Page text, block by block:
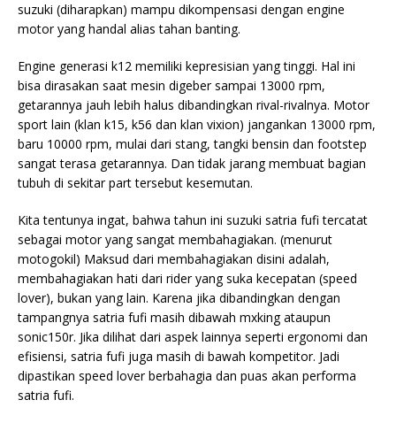
suzuki (diharapkan) mampu dikompensasi dengan engine
motor yang handal alias tahan banting.
Engine generasi k12 memiliki kepresisian yang tinggi. Hal ini
bisa dirasakan saat mesin digeber sampai 13000 rpm,
getarannya jauh lebih halus dibandingkan rival-rivalnya. Motor
sport lain (klan k15, k56 dan klan vixion) jangankan 13000 rpm,
baru 10000 rpm, mulai dari stang, tangki bensin dan footstep
sangat terasa getarannya. Dan tidak jarang membuat bagian
tubuh di sekitar part tersebut kesemutan.
Kita tentunya ingat, bahwa tahun ini suzuki satria fufi tercatat
sebagai motor yang sangat membahagiakan. (menurut
motogokil) Maksud dari membahagiakan disini adalah,
membahagiakan hati dari rider yang suka kecepatan (speed
lover), bukan yang lain. Karena jika dibandingkan dengan
tampangnya satria fufi masih dibawah mxking ataupun
sonic150r. Jika dilihat dari aspek lainnya seperti ergonomi dan
efisiensi, satria fufi juga masih di bawah kompetitor. Jadi
dipastikan speed lover berbahagia dan puas akan performa
satria fufi.